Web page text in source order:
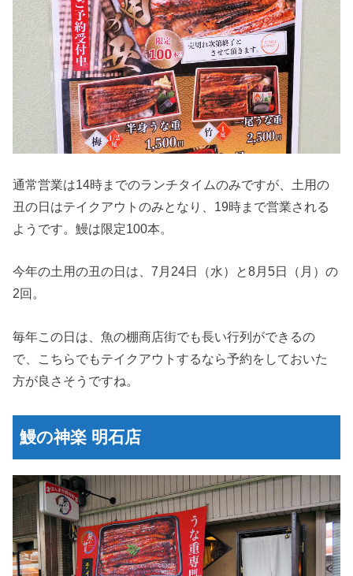
通常営業は14時までのランチタイムのみですが、土用の
丑の日はテイクアウトのみとなり、19時まで営業される
ようです。鰻は限定100本。
今年の土用の丑の日は、7月24日（水）と8月5日（月）の
2回。
毎年この日は、魚の棚商店街でも長い行列ができるの
で、こちらでもテイクアウトするなら予約をしておいた
方が良さそうですね。
鰻の神楽 明石店